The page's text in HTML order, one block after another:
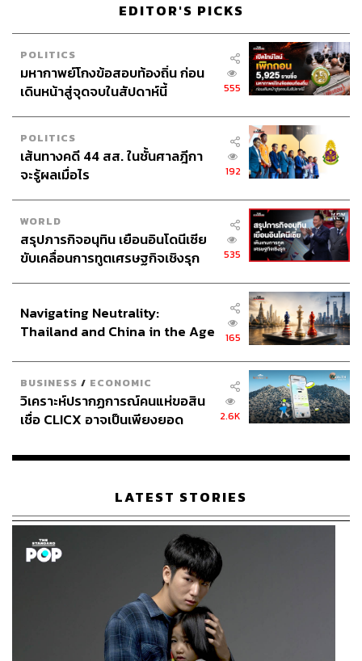
EDITOR'S PICKS
POLITICS
มหากาพย์โกงข้อสอบท้องถิ่น ก่อน
เดินหน้าสู่จุดจบในสัปดาห์นี้
555
POLITICS
เส้นทางคดี 44 สส. ในชั้นศาลฎีกา
จะรู้ผลเมื่อไร
192
WORLD
สรุปภารกิจอนุทิน เยือนอินโดนีเซีย
ขับเคลื่อนการทูตเศรษฐกิจเชิงรุก
535
Navigating Neutrality:
Thailand and China in the Age
165
BUSINESS / ECONOMIC
วิเคราะห์ปรากฏการณ์คนแห่ขอสิน
เชื่อ CLICX อาจเป็นเพียงยอด
เรือนไทยที่ถูกซุกไว้
2.6K
LATEST STORIES